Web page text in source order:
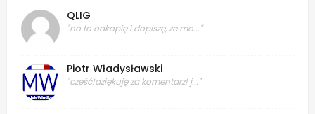
QLIG
"no to odkopię i dopiszę, że mo..."
Piotr Władysławski
"cześć!dziękuję za komentarz! j..."